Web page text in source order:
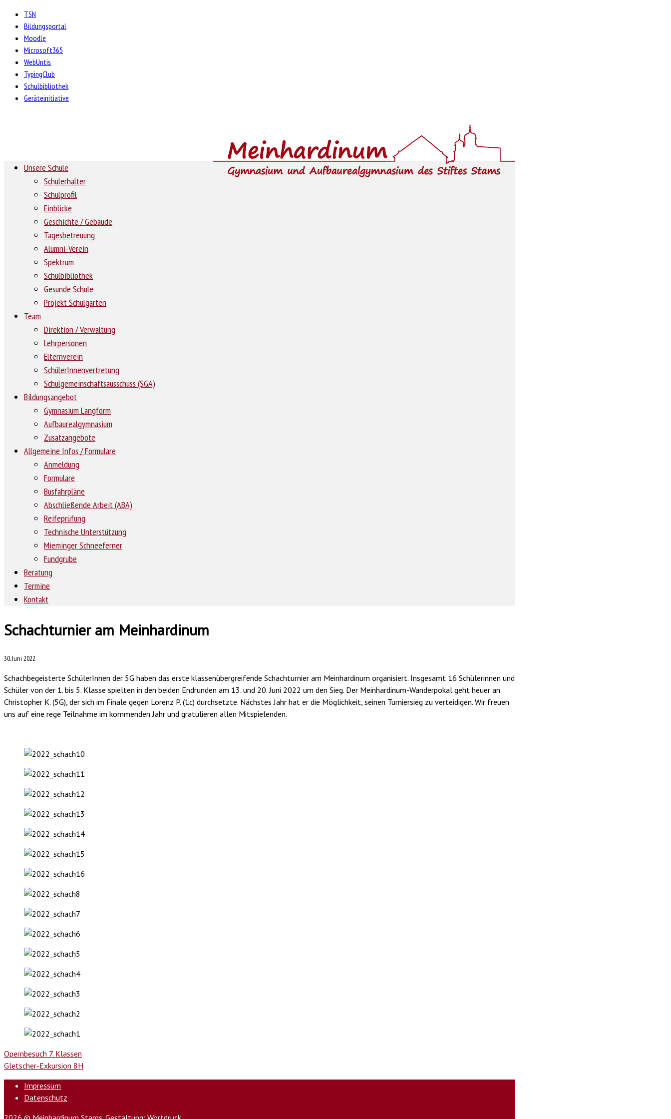
TSN
Bildungsportal
Moodle
Microsoft365
WebUntis
TypingClub
Schulbibliothek
Geräteinitiative
Unsere Schule
Schulerhalter
Schulprofil
Einblicke
Geschichte / Gebäude
Tagesbetreuung
Alumni-Verein
Spektrum
Schulbibliothek
Gesunde Schule
Projekt Schulgarten
Team
Direktion / Verwaltung
Lehrpersonen
Elternverein
SchülerInnenvertretung
Schulgemeinschaftsausschuss (SGA)
Bildungsangebot
Gymnasium Langform
Aufbaurealgymnasium
Zusatzangebote
Allgemeine Infos / Formulare
Anmeldung
Formulare
Busfahrpläne
Abschließende Arbeit (ABA)
Reifeprüfung
Technische Unterstützung
Mieminger Schneeferner
Fundgrube
Beratung
Termine
Kontakt
Schachturnier am Meinhardinum
30. Juni 2022
Schachbegeisterte SchülerInnen der 5G haben das erste klassenübergreifende Schachturnier am Meinhardinum organisiert. Insgesamt 16 Schülerinnen und
Schüler von der 1. bis 5. Klasse spielten in den beiden Endrunden am 13. und 20. Juni 2022 um den Sieg. Der Meinhardinum-Wanderpokal geht heuer an
Christopher K. (5G), der sich im Finale gegen Lorenz P. (1c) durchsetzte. Nächstes Jahr hat er die Möglichkeit, seinen Turniersieg zu verteidigen. Wir freuen
uns auf eine rege Teilnahme im kommenden Jahr und gratulieren allen Mitspielenden.
Opernbesuch 7. Klassen
Gletscher-Exkursion 8H
Impressum
Datenschutz